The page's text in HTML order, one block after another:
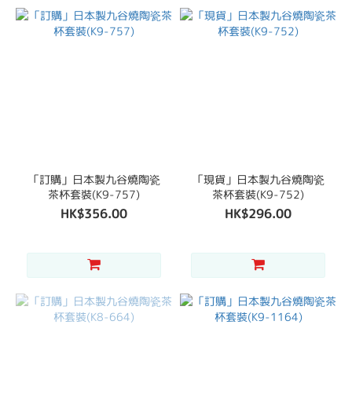
「訂購」日本製九谷燒陶瓷
茶杯套裝(K9-757)
HK$356.00
「現貨」日本製九谷燒陶瓷
茶杯套裝(K9-752)
HK$296.00